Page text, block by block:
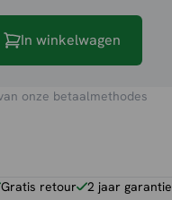
In winkelwagen
onze betaalmethodes
Gratis retour 2 jaar garantie